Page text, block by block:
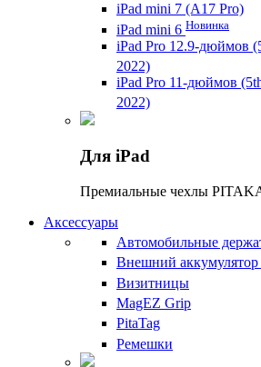
iPad mini 7 (A17 Pro)
iPad mini 6 Новинка
iPad Pro 12.9-дюймов
2022)
iPad Pro 11-дюймов
2022)
Для iPad
Премиальные чехлы
Аксессуары
Автомобильные
Внешний аккумулятор
Визитницы
MagEZ Grip
PitaTag
Ремешки